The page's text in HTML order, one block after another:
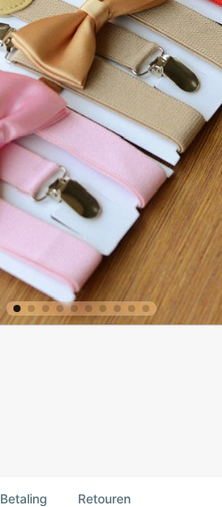
Betaling Retouren